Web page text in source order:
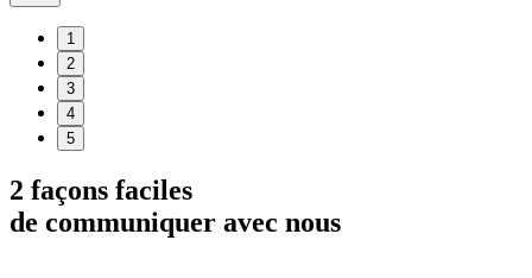
1
2
3
4
5
2 façons faciles
de communiquer avec nous